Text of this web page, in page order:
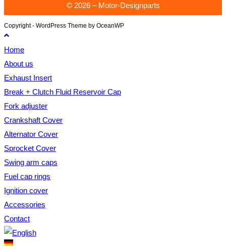
© 2026 – Motor-Designparts
Copyright - WordPress Theme by OceanWP
Home
About us
Exhaust Insert
Break + Clutch Fluid Reservoir Cap
Fork adjuster
Crankshaft Cover
Alternator Cover
Sprocket Cover
Swing arm caps
Fuel cap rings
Ignition cover
Accessories
Contact